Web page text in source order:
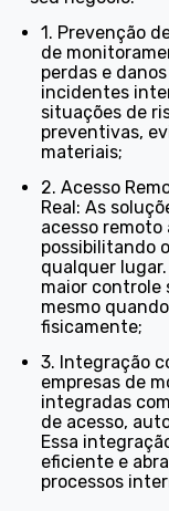
1. Prevenção de Perdas e Danos: Com um sistema
de
perdas e
incidentes
situações de
preventivas,
materiais;
2. Acesso Remoto e Monitoramento em Tempo
Real: As
acesso remoto
possibilitando
qualquer
maior controle
mesmo
fisicamente;
3. Integração com Outras Tecnologias: As
empresas de
integradas
de acesso,
Essa
eficiente e
processos